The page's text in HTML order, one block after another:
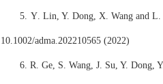
5. Y. Lin, Y. Dong, X. Wang and L.
10.1002/adma.202210565 (2022)
6. R. Ge, S. Wang, J. Su, Y. Dong,